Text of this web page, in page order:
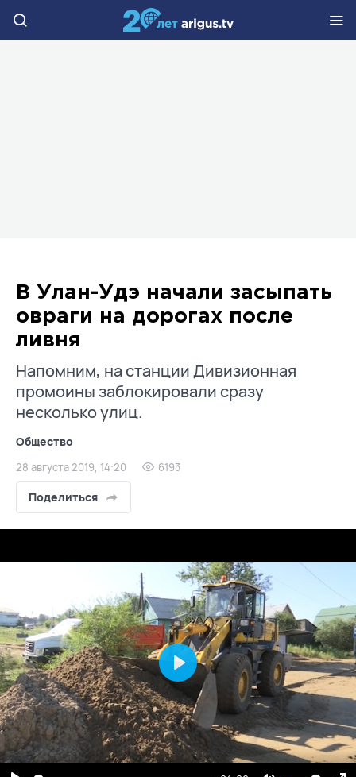
В Улан-Удэ начали засыпать
овраги на дорогах после
ливня
Напомним, на станции Дивизионная
промоины заблокировали сразу
несколько улиц.
Общество
28 августа 2019, 14:20 6193
Поделиться
Play